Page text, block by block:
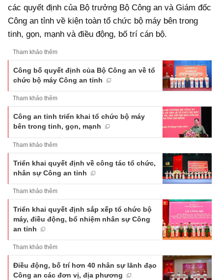
các quyết định của Bộ trưởng Bộ Công an và Giám đốc
Công an tỉnh về kiện toàn tổ chức bộ máy bên trong
tinh, gọn, mạnh và điều động, bố trí cán bộ.
Tham khảo thêm
Công bố quyết định của Bộ Công an về tổ
chức bộ máy Công an tỉnh
Tham khảo thêm
Công an tỉnh triển khai tổ chức bộ máy
bên trong tinh, gọn, mạnh
Tham khảo thêm
Triển khai quyết định về công tác tổ chức,
nhân sự Công an tỉnh
Tham khảo thêm
Triển khai quyết định sắp xếp tổ chức bộ
máy, điều động, bổ nhiệm nhân sự Công
an tỉnh
Tham khảo thêm
Điều động, bố trí hơn 40 nhân sự lãnh đạo
Công an các đơn vị, địa phương